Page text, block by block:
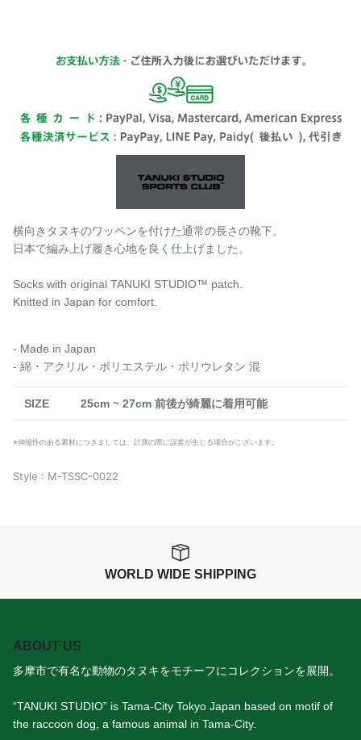
横向きタヌキのワッペンを付けた通常の長さの靴下。
日本で編み上げ履き心地を良く仕上げました。
Socks with original TANUKI STUDIO™️ patch.
Knitted in Japan for comfort.
- Made in Japan
- 綿・アクリル・ポリエステル・ポリウレタン 混
SIZE 25cm ~ 27cm 前後が綺麗に着用可能
※伸縮性のある素材につきましては、計測の際に誤差が生じる場合がございます。
Style : M-TSSC-0022
WORLD WIDE SHIPPING
ABOUT US
多摩市で有名な動物のタヌキをモチーフにコレクションを展開。
“TANUKI STUDIO” is Tama-City Tokyo Japan based on motif of
the raccoon dog, a famous animal in Tama-City.